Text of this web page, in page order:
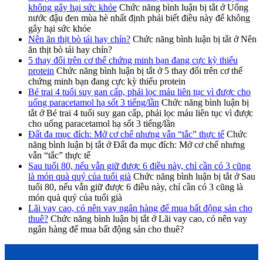
không gây hại sức khỏe Chức năng bình luận bị tắt ở Uống
nước đậu đen mùa hè nhất định phải biết điều này để không
gây hại sức khỏe
Nên ăn thịt bò tái hay chín? Chức năng bình luận bị tắt ở Nên
ăn thịt bò tái hay chín?
5 thay đổi trên cơ thể chứng minh bạn đang cực kỳ thiếu
protein Chức năng bình luận bị tắt ở 5 thay đổi trên cơ thể
chứng minh bạn đang cực kỳ thiếu protein
Bé trai 4 tuổi suy gan cấp, phải lọc máu liên tục vì được cho
uống paracetamol hạ sốt 3 tiếng/lần Chức năng bình luận bị
tắt ở Bé trai 4 tuổi suy gan cấp, phải lọc máu liên tục vì được
cho uống paracetamol hạ sốt 3 tiếng/lần
Đất đa mục đích: Mở cơ chế nhưng vẫn “tắc” thực tế Chức
năng bình luận bị tắt ở Đất đa mục đích: Mở cơ chế nhưng
vẫn “tắc” thực tế
Sau tuổi 80, nếu vẫn giữ được 6 điều này, chỉ cần có 3 cũng
là món quà quý của tuổi già Chức năng bình luận bị tắt ở Sau
tuổi 80, nếu vẫn giữ được 6 điều này, chỉ cần có 3 cũng là
món quà quý của tuổi già
Lãi vay cao, có nên vay ngân hàng để mua bất động sản cho
thuê? Chức năng bình luận bị tắt ở Lãi vay cao, có nên vay
ngân hàng để mua bất động sản cho thuê?